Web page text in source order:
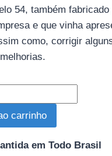
54, também
e que vinha
como, corrigir
carrinho
em Todo Brasil